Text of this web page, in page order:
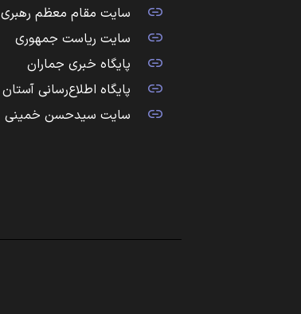
سایت مقام معظم رهبری
سایت ریاست جمهوری
پایگاه خبری جماران
پایگاه اطلاع‌رسانی آستان
سایت سیدحسن خمینی